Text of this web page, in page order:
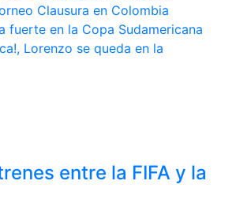
Clausura en Colombia
fuerte en la Copa Sudamericana
Lorenzo se queda en la
entre la FIFA y la